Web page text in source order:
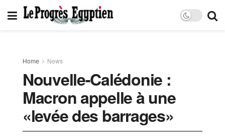
Home News
Nouvelle-Calédonie :
Macron appelle à une
«levée des barrages»